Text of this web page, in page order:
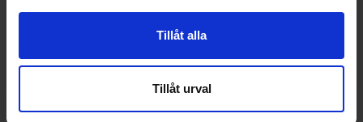
Tillåt alla
Tillåt urval
Populära produkter i denna kategori